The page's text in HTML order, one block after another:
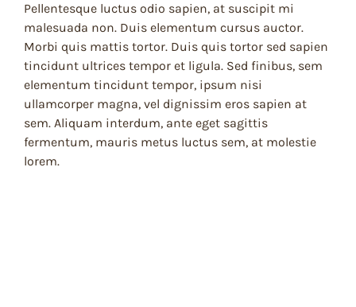
Pellentesque luctus odio sapien, at suscipit mi
malesuada non. Duis elementum cursus auctor.
Morbi quis mattis tortor. Duis quis tortor sed sapien
tincidunt ultrices tempor et ligula. Sed finibus, sem
elementum tincidunt tempor, ipsum nisi
ullamcorper magna, vel dignissim eros sapien at
sem. Aliquam interdum, ante eget sagittis
fermentum, mauris metus luctus sem, at molestie
lorem.